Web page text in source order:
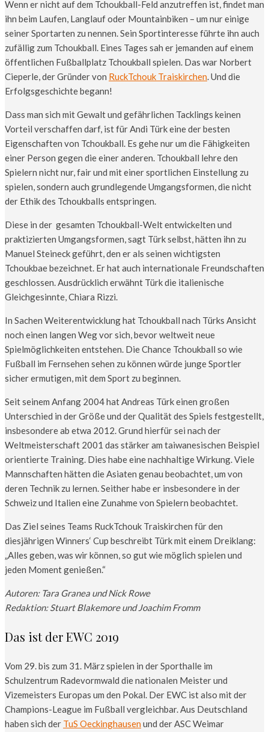
Wenn er nicht auf dem Tchoukball-Feld anzutreffen ist, findet man
ihn beim Laufen, Langlauf oder Mountainbiken – um nur einige
seiner Sportarten zu nennen. Sein Sportinteresse führte ihn auch
zufällig zum Tchoukball. Eines Tages sah er jemanden auf einem
öffentlichen Fußballplatz Tchoukball spielen. Das war Norbert
Cieperle, der Gründer von RuckTchouk Traiskirchen. Und die
Erfolgsgeschichte begann!
Dass man sich mit Gewalt und gefährlichen Tacklings keinen
Vorteil verschaffen darf, ist für Andi Türk eine der besten
Eigenschaften von Tchoukball. Es gehe nur um die Fähigkeiten
einer Person gegen die einer anderen. Tchoukball lehre den
Spielern nicht nur, fair und mit einer sportlichen Einstellung zu
spielen, sondern auch grundlegende Umgangsformen, die nicht
der Ethik des Tchoukballs entspringen.
Diese in der gesamten Tchoukball-Welt entwickelten und
praktizierten Umgangsformen, sagt Türk selbst, hätten ihn zu
Manuel Steineck geführt, den er als seinen wichtigsten
Tchoukbae bezeichnet. Er hat auch internationale Freundschaften
geschlossen. Ausdrücklich erwähnt Türk die italienische
Gleichgesinnte, Chiara Rizzi.
In Sachen Weiterentwicklung hat Tchoukball nach Türks Ansicht
noch einen langen Weg vor sich, bevor weltweit neue
Spielmöglichkeiten entstehen. Die Chance Tchoukball so wie
Fußball im Fernsehen sehen zu können würde junge Sportler
sicher ermutigen, mit dem Sport zu beginnen.
Seit seinem Anfang 2004 hat Andreas Türk einen großen
Unterschied in der Größe und der Qualität des Spiels festgestellt,
insbesondere ab etwa 2012. Grund hierfür sei nach der
Weltmeisterschaft 2001 das stärker am taiwanesischen Beispiel
orientierte Training. Dies habe eine nachhaltige Wirkung. Viele
Mannschaften hätten die Asiaten genau beobachtet, um von
deren Technik zu lernen. Seither habe er insbesondere in der
Schweiz und Italien eine Zunahme von Spielern beobachtet.
Das Ziel seines Teams RuckTchouk Traiskirchen für den
diesjährigen Winners‘ Cup beschreibt Türk mit einem Dreiklang:
„Alles geben, was wir können, so gut wie möglich spielen und
jeden Moment genießen.“
Autoren: Tara Granea und Nick Rowe
Redaktion: Stuart Blakemore und Joachim Fromm
Das ist der EWC 2019
Vom 29. bis zum 31. März spielen in der Sporthalle im
Schulzentrum Radevormwald die nationalen Meister und
Vizemeisters Europas um den Pokal. Der EWC ist also mit der
Champions-League im Fußball vergleichbar. Aus Deutschland
haben sich der TuS Oeckinghausen und der ASC Weimar